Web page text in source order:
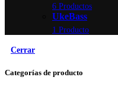
6 Productos
UkeBass
1 Producto
Cerrar
Categorías de producto